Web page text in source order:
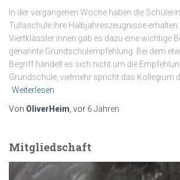
In der vergangenen Woche haben die
Tullaschule ihre Halbjahreszeugnisse
Viertklässler:innen gab es dazu eine wichtige
genannte Grundschulempfehlung. Bei dem
Begriff handelt es sich nicht um die
Grundschule, vielmehr spricht das Kollegium
Weiterlesen
Von OliverHeim , vor 6 Jahren
Mitgliedschaft